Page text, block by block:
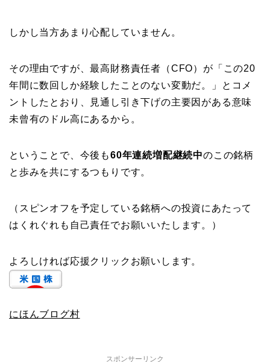
しかし当方あまり心配していません。
その理由ですが、最高財務責任者（CFO）が「この20
年間に数回しか経験したことのない変動だ。」とコメ
ントしたとおり、見通し引き下げの主要因がある意味
未曾有のドル高にあるから。
ということで、今後も60年連続増配継続中のこの銘柄
と歩みを共にするつもりです。
（スピンオフを予定している銘柄への投資にあたって
はくれぐれも自己責任でお願いいたします。）
よろしければ応援クリックお願いします。
にほんブログ村
スポンサーリンク